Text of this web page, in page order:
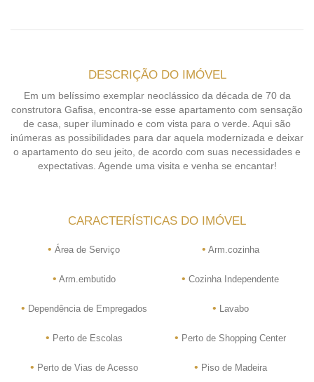
DESCRIÇÃO DO IMÓVEL
Em um belíssimo exemplar neoclássico da década de 70 da
construtora Gafisa, encontra-se esse apartamento com sensação
de casa, super iluminado e com vista para o verde. Aqui são
inúmeras as possibilidades para dar aquela modernizada e deixar
o apartamento do seu jeito, de acordo com suas necessidades e
expectativas. Agende uma visita e venha se encantar!
CARACTERÍSTICAS DO IMÓVEL
• Área de Serviço • Arm.cozinha
• Arm.embutido • Cozinha Independente
• Dependência de Empregados • Lavabo
• Perto de Escolas • Perto de Shopping Center
• Perto de Vias de Acesso • Piso de Madeira